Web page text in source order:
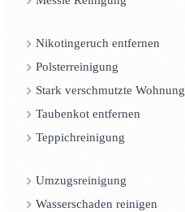
Nikotingeruch entfernen
Polsterreinigung
Stark verschmutzte Wohnung
Taubenkot entfernen
Teppichreinigung
Umzugsreinigung
Wasserschaden reinigen